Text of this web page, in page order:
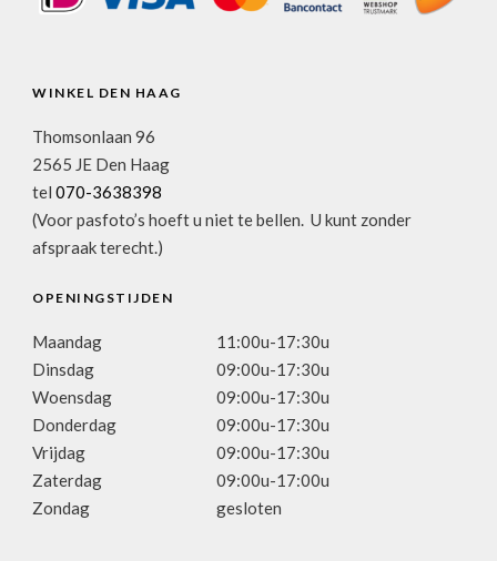
WINKEL DEN HAAG
Thomsonlaan 96
2565 JE Den Haag
tel 070-3638398
(Voor pasfoto’s hoeft u niet te bellen. U kunt zonder
afspraak terecht.)
OPENINGSTIJDEN
Maandag
11:00u-17:30u
Dinsdag
09:00u-17:30u
Woensdag
09:00u-17:30u
Donderdag
09:00u-17:30u
Vrijdag
09:00u-17:30u
Zaterdag
09:00u-17:00u
Zondag
gesloten